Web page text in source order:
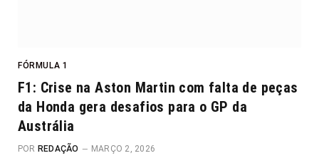
FÓRMULA 1
F1: Crise na Aston Martin com falta de peças
da Honda gera desafios para o GP da
Austrália
POR REDAÇÃO MARÇO 2, 2026